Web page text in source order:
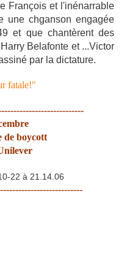
François et l'inénarrable
une chganson engagée
et que chantèrent des
Belafonte et ...Victor
par la dictature.
fatale!"
de boycott